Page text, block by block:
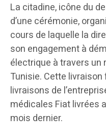
La citadine, icône du
d’une cérémonie,
cours de laquelle la
son engagement à
électrique à travers un
Tunisie. Cette livraison
livraisons de
médicales Fiat livrées
mois dernier.